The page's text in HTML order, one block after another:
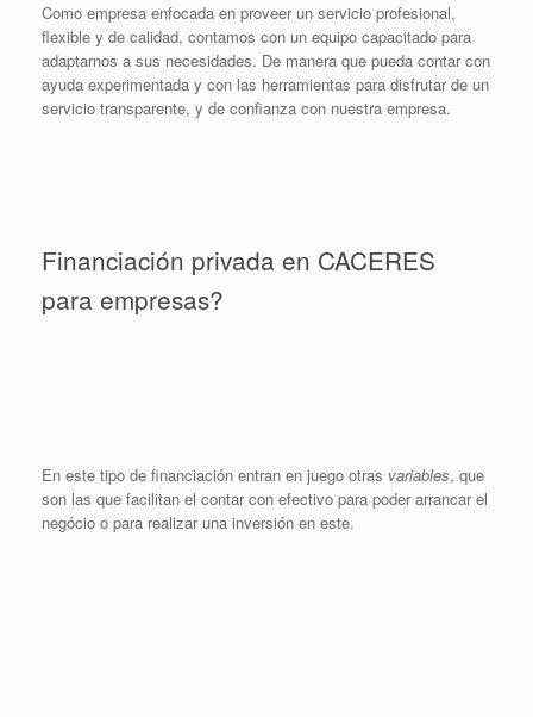
Como empresa enfocada en proveer un servicio profesional,
flexible y de calidad, contamos con un equipo capacitado para
adaptarnos a sus necesidades. De manera que pueda contar con
ayuda experimentada y con las herramientas para disfrutar de un
servicio transparente, y de confianza con nuestra empresa.
Financiación privada en CACERES
para empresas?
En este tipo de financiación entran en juego otras variables, que
son las que facilitan el contar con efectivo para poder arrancar el
negócio o para realizar una inversión en este.